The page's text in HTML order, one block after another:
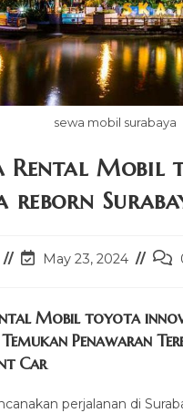
sewa mobil surabaya
Rental Mobil
reborn
PostMay 23, 2024
Post
Mobil toyota
Penawaran
Car
perjalanan di